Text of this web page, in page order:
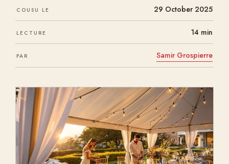
COUSU LE 29 October 2025
LECTURE 14 min
PAR Samir Grospierre